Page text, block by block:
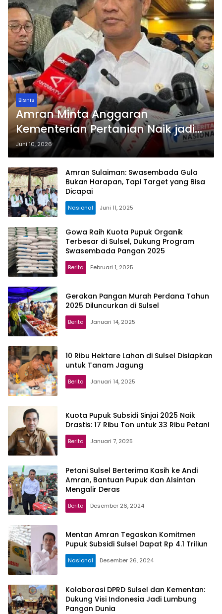
Bisnis
Amran Minta Anggaran
Kementerian Pertanian Naik jadi
Rp 45 T
Juni 10, 2026
Amran Sulaiman: Swasembada Gula
Bukan Harapan, Tapi Target yang Bisa
Dicapai
Nasional Juni 11, 2025
Gowa Raih Kuota Pupuk Organik
Terbesar di Sulsel, Dukung Program
Swasembada Pangan 2025
Berita Februari 1, 2025
Gerakan Pangan Murah Perdana Tahun
2025 Diluncurkan di Sulsel
Berita Januari 14, 2025
10 Ribu Hektare Lahan di Sulsel Disiapkan
untuk Tanam Jagung
Berita Januari 14, 2025
Kuota Pupuk Subsidi Sinjai 2025 Naik
Drastis: 17 Ribu Ton untuk 33 Ribu Petani
Berita Januari 7, 2025
Petani Sulsel Berterima Kasih ke Andi
Amran, Bantuan Pupuk dan Alsintan
Mengalir Deras
Berita Desember 26, 2024
Mentan Amran Tegaskan Komitmen
Pupuk Subsidi Sulsel Dapat Rp 4.1 Triliun
Nasional Desember 26, 2024
Kolaborasi DPRD Sulsel dan Kementan:
Dukung Visi Indonesia Jadi Lumbung
Pangan Dunia